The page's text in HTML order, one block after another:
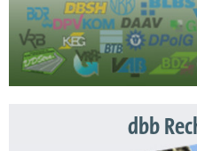
dbb